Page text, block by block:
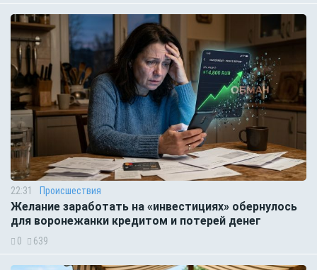
22:31 Происшествия
Желание заработать на «инвестициях» обернулось
для воронежанки кредитом и потерей денег
0 639